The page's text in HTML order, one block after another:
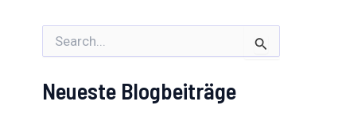
u
h
Neueste Blogbeiträge
t
ä
e
a